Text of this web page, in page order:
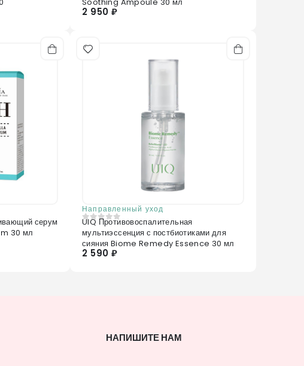
Soothing Ampoule 30 мл
2 950 ₽
серум
30 мл
Направленный уход
0из 5
UIQ Противовоспалительная
мультиэссенция с постбиотиками для
сияния Biome Remedy Essence 30 мл
2 590 ₽
НАПИШИТЕ НАМ